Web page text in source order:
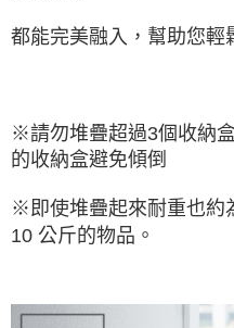
都能完美融入，幫助您輕
※請勿堆疊超過3個收納
的收納盒避免傾倒
※即使堆疊起來耐重也約
10 公斤的物品。